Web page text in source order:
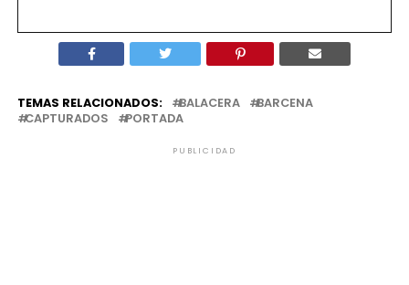
TEMAS RELACIONADOS: BALACERA
BARCENA
CAPTURADOS
PORTADA
PUBLICIDAD